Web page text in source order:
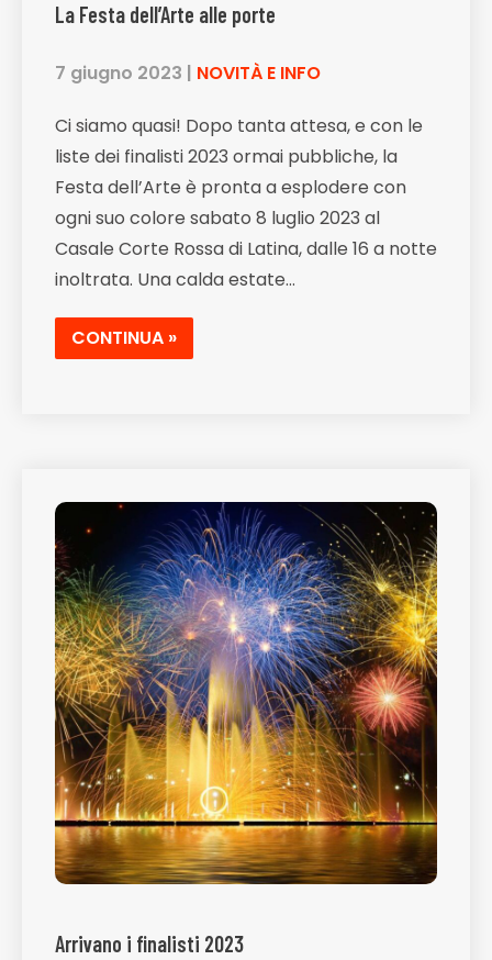
La Festa dell’Arte alle porte
7 giugno 2023 | NOVITÀ E INFO
Ci siamo quasi! Dopo tanta attesa, e con le
liste dei finalisti 2023 ormai pubbliche, la
Festa dell’Arte è pronta a esplodere con
ogni suo colore sabato 8 luglio 2023 al
Casale Corte Rossa di Latina, dalle 16 a notte
inoltrata. Una calda estate…
CONTINUA »
Arrivano i finalisti 2023